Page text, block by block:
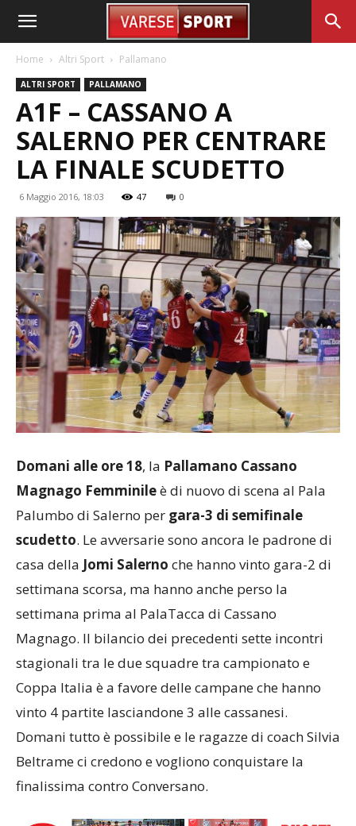
Home Altri Sport Pallamano
ALTRI SPORT PALLAMANO
A1F – CASSANO A
SALERNO PER CENTRARE
LA FINALE SCUDETTO
6 Maggio 2016, 18:03 47 0
Domani alle ore 18, la Pallamano Cassano
Magnago Femminileè di nuovo di scena al Pala
Palumbo di Salerno per gara-3 di semifinale
scudetto. Le avversarie sono ancora le padrone di
casa della Jomi Salerno che hanno vinto gara-2 di
settimana scorsa, ma hanno anche perso la
settimana prima al PalaTacca di Cassano
Magnago. Il bilancio dei precedenti sette incontri
stagionali tra le due squadre tra campionato e
Coppa Italia è a favore delle campane che hanno
vinto 4 partite lasciandone 3 alle cassanesi.
Domani tutto è possibile e le ragazze di coach Silvia
Beltrame ci credono e vogliono conquistare la
finalissima contro Conversano.